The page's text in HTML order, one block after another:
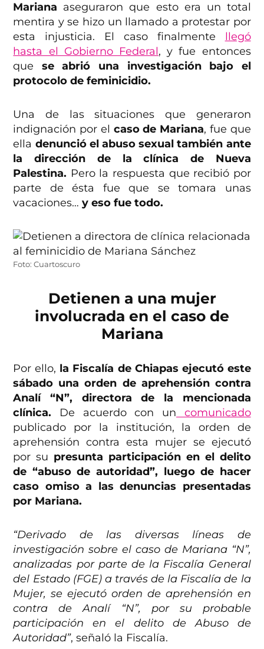
Mariana aseguraron que esto era un total
mentira y se hizo un llamado a protestar por
esta injusticia. El caso finalmente llegó
hasta el Gobierno Federal, y fue entonces
que se abrió una investigación bajo el
protocolo de feminicidio.
Una de las situaciones que generaron
indignación por el caso de Mariana, fue que
ella denunció el abuso sexual también ante
la dirección de la clínica de Nueva
Palestina. Pero la respuesta que recibió por
parte de ésta fue que se tomara unas
vacaciones… y eso fue todo.
Foto: Cuartoscuro
Detienen a una mujer
involucrada en el caso de
Mariana
Por ello, la Fiscalía de Chiapas ejecutó este
sábado una orden de aprehensión contra
Analí “N”, directora de la mencionada
clínica. De acuerdo con un comunicado
publicado por la institución, la orden de
aprehensión contra esta mujer se ejecutó
por su presunta participación en el delito
de “abuso de autoridad”, luego de hacer
caso omiso a las denuncias presentadas
por Mariana.
“Derivado de las diversas líneas de
investigación sobre el caso de Mariana “N”,
analizadas por parte de la Fiscalía General
del Estado (FGE) a través de la Fiscalía de la
Mujer, se ejecutó orden de aprehensión en
contra de Analí “N”, por su probable
participación en el delito de Abuso de
Autoridad”, señaló la Fiscalía.